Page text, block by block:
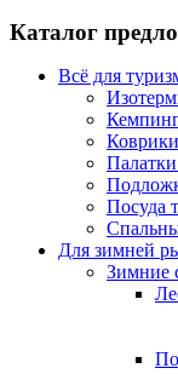
Каталог
Всё для
Посуда
Для зимней
Зимние